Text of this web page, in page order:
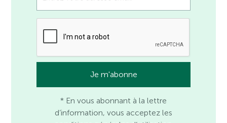
* En vous abonnant à la lettre
d’information, vous acceptez les